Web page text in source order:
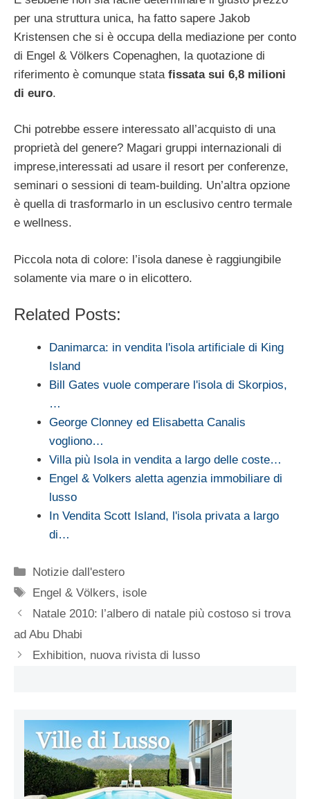
per una struttura unica, ha fatto sapere Jakob
Kristensen che si è occupa della mediazione per conto
di Engel & Völkers Copenaghen, la quotazione di
riferimento è comunque stata fissata sui 6,8 milioni
di euro.
Chi potrebbe essere interessato all’acquisto di una
proprietà del genere? Magari gruppi internazionali di
imprese,interessati ad usare il resort per conferenze,
seminari o sessioni di team-building. Un’altra opzione
è quella di trasformarlo in un esclusivo centro termale
e wellness.
Piccola nota di colore: l’isola danese è raggiungibile
solamente via mare o in elicottero.
Related Posts:
Danimarca: in vendita l'isola artificiale di King
Island
Bill Gates vuole comperare l'isola di Skorpios,
…
George Clonney ed Elisabetta Canalis
vogliono…
Villa più Isola in vendita a largo delle coste…
Engel & Volkers aletta agenzia immobiliare di
lusso
In Vendita Scott Island, l'isola privata a largo
di…
Categorie
Notizie dall'estero
Tag
Engel & Völkers, isole
Natale 2010: l’albero di natale più costoso si trova
ad Abu Dhabi
Exhibition, nuova rivista di lusso